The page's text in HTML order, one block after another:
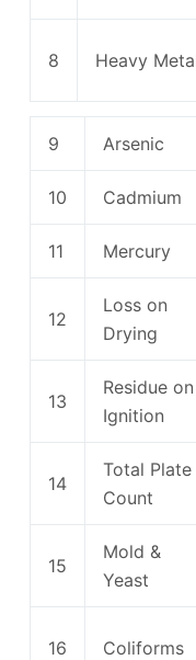
8 Heavy
9 Arsenic
10 Cadmium
11 Mercury
12
Loss on
Drying
13
Residue on
Ignition
14
Total Plate
Count
15
Mold &
Yeast
16 Coliforms